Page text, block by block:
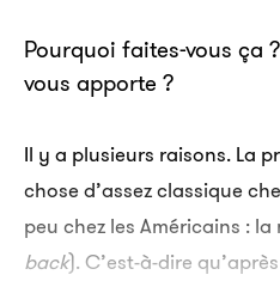
Pourquoi faites-vous ça
vous apporte ?
Il y a plusieurs raisons. La
chose d’assez classique
peu chez les Américains :
back). C’est-à-dire